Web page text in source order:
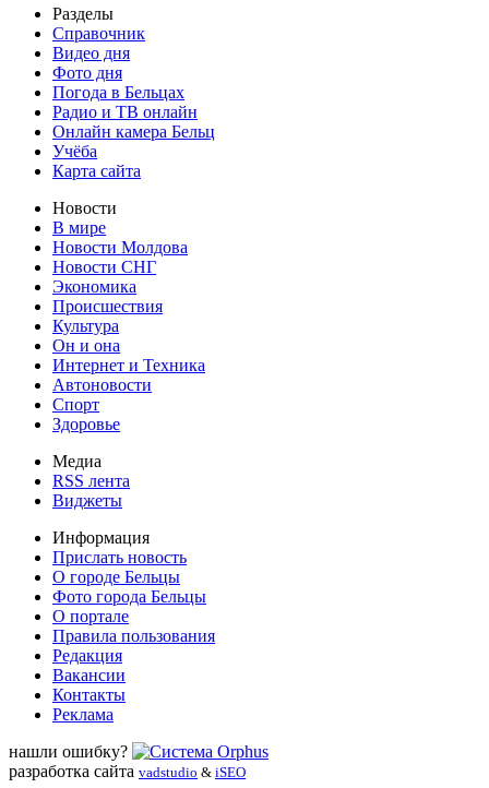
Разделы
Справочник
Видео дня
Фото дня
Погода в Бельцах
Радио и ТВ онлайн
Онлайн камера Бельц
Учёба
Карта сайта
Новости
В мире
Новости Молдова
Новости СНГ
Экономика
Происшествия
Культура
Он и она
Интернет и Техника
Автоновости
Спорт
Здоровье
Медиа
RSS лента
Виджеты
Информация
Прислать новость
О городе Бельцы
Фото города Бельцы
О портале
Правила пользования
Редакция
Вакансии
Контакты
Реклама
нашли ошибку?
разработка сайта vadstudio & iSEO